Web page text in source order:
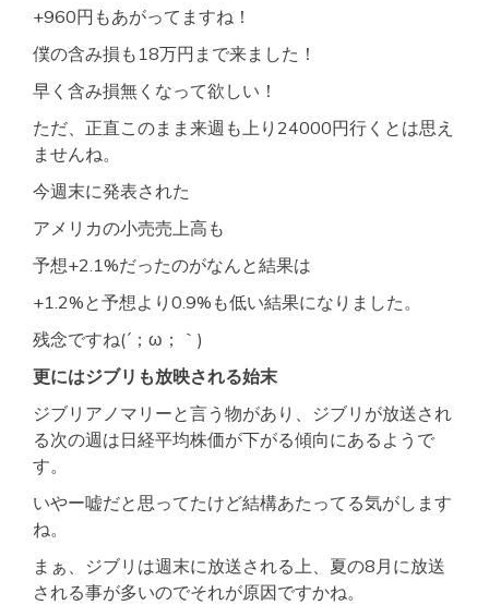
+960円もあがってますね！
僕の含み損も18万円まで来ました！
早く含み損無くなって欲しい！
ただ、正直このまま来週も上り24000円行くとは思え
ませんね。
今週末に発表された
アメリカの小売売上高も
予想+2.1%だったのがなんと結果は
+1.2%と予想より0.9%も低い結果になりました。
残念ですね(´；ω；｀)
更にはジブリも放映される始末
ジブリアノマリーと言う物があり、ジブリが放送され
る次の週は日経平均株価が下がる傾向にあるようで
す。
いやー嘘だと思ってたけど結構あたってる気がします
ね。
まぁ、ジブリは週末に放送される上、夏の8月に放送
される事が多いのでそれが原因ですかね。